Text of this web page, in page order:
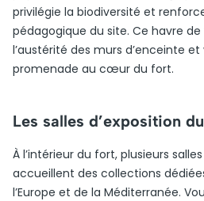
privilégie la biodiversité et
pédagogique du site. Ce havre
l’austérité des murs d’enceinte
promenade au cœur du fort.
Les salles d’exposition
À l’intérieur du fort, plusieurs
accueillent des collections
l’Europe et de la Méditerranée.